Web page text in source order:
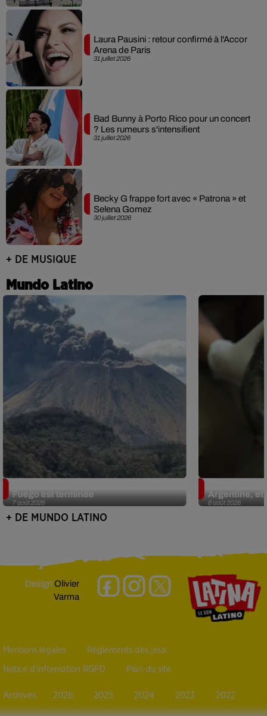
31 juillet 2026
Laura Pausini : retour confirmé à l'Accor
Arena de Paris
31 juillet 2026
Bad Bunny à Porto Rico pour un concert
? Les rumeurs s'intensifient
30 juillet 2026
Becky G frappe fort avec « Patrona » et
Selena Gomez
+ DE MUSIQUE
Mundo Latino
7 août 2026
Fuego est terminée
6 août 2026
Argentine, et
+ DE MUNDO LATINO
DesignOlivier
Varma
Mentions légales Règlements des jeux
Notice d’information RGPD Plan du site
Archives 2026 2025 2024 2023 2022